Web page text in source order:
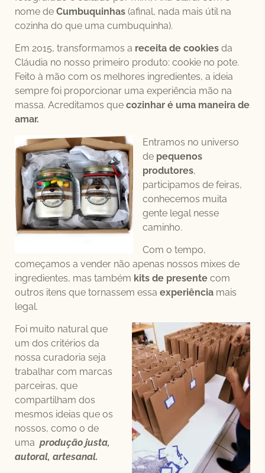
nome de Cumbuquinhas (afinal, nada mais útil na
cozinha do que uma cumbuquinha).
Em 2015, transformamos a receita de cookies da
Cláudia no nosso primeiro produto: cookie no pote.
Feito à mão com os melhores ingredientes, a ideia
sempre foi proporcionar uma experiência mão na
massa. Acreditamos que cozinhar é uma maneira de
amar.
Entramos no universo
de pequenos
produtores,
participamos de feiras,
conhecemos muita
gente legal nesse
caminho.
Com o tempo,
começamos a vender não apenas nossos mixes de
ingredientes, mas também kits de presente com
outros itens que tornassem essa experiência mais
legal.
Foi muito natural que
um dos critérios da
nossa curadoria seja
trabalhar com marcas
parceiras, que
compartilham dos
mesmos ideias que os
nossos, como o de
uma produção justa,
autoral, artesanal.